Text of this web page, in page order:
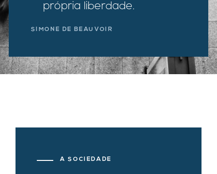
própria liberdade.
SIMONE DE BEAUVOIR
A SOCIEDADE